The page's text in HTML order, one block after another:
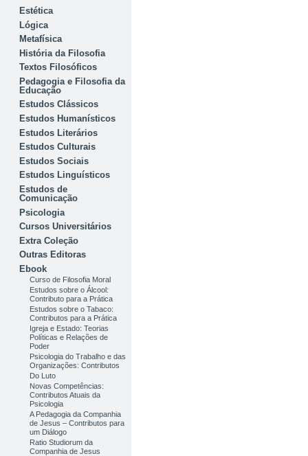
Estética
Lógica
Metafísica
História da Filosofia
Textos Filosóficos
Pedagogia e Filosofia da
Educação
Estudos Clássicos
Estudos Humanísticos
Estudos Literários
Estudos Culturais
Estudos Sociais
Estudos Linguísticos
Estudos de
Comunicação
Psicologia
Cursos Universitários
Extra Coleção
Outras Editoras
Ebook
Curso de Filosofia Moral
Estudos sobre o Álcool:
Contributo para a Prática
Estudos sobre o Tabaco:
Contributos para a Prática
Igreja e Estado: Teorias
Políticas e Relações de
Poder
Psicologia do Trabalho e das
Organizações: Contributos
Do Luto
Novas Competências:
Contributos Atuais da
Psicologia
A Pedagogia da Companhia
de Jesus – Contributos para
um Diálogo
Ratio Studiorum da
Companhia de Jesus